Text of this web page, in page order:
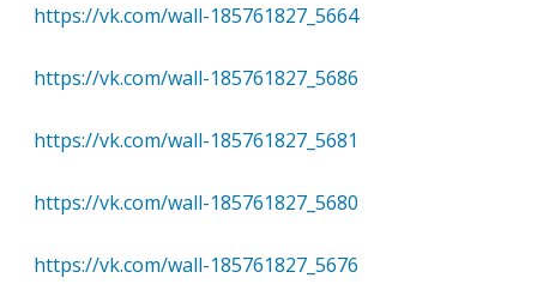
https://vk.com/wall-185761827_5664
https://vk.com/wall-185761827_5686
https://vk.com/wall-185761827_5681
https://vk.com/wall-185761827_5680
https://vk.com/wall-185761827_5676